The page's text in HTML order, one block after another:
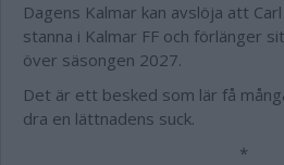
Dagens Kalmar kan avslöja att
stanna i Kalmar FF och förlänger
över säsongen 2027.
Det är ett besked som lär få
dra en lättnadens suck.
*